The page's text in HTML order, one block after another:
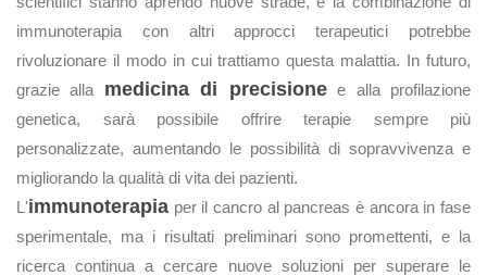
immunoterapia con altri approcci terapeutici potrebbe
rivoluzionare il modo in cui trattiamo questa malattia. In futuro,
grazie alla medicina di precisionee alla profilazione
genetica, sarà possibile offrire terapie sempre più
personalizzate, aumentando le possibilità di sopravvivenza e
migliorando la qualità di vita dei pazienti.
L'immunoterapia per il cancro al pancreas è ancora in fase
sperimentale, ma i risultati preliminari sono promettenti, e la
ricerca continua a cercare nuove soluzioni per superare le